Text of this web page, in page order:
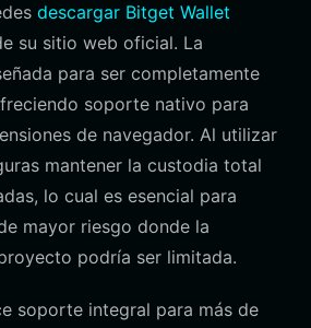
descargar Bitget Wallet
su sitio web oficial. La
para ser completamente
soporte nativo para
de navegador. Al utilizar
mantener la custodia total
lo cual es esencial para
mayor riesgo donde la
podría ser limitada.
soporte integral para más de